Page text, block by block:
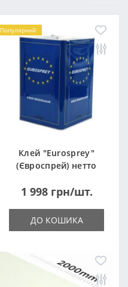
Популярний
Клей "Eurosprey"
(Євроспрей) нетто
1 998 грн/шт.
ДО КОШИКА